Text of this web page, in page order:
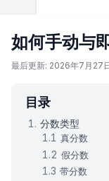
如何手动与
最后更新: 2026年7月27
目录
分数类型
真分数
假分数
带分数